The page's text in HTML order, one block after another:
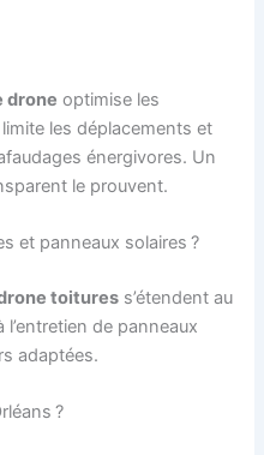
drone optimise les
les déplacements et
énergivores. Un
le prouvent.
et panneaux solaires ?
toitures s’étendent au
l’entretien de panneaux
adaptées.
?